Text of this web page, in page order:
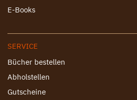
E-Books
SERVICE
Bücher bestellen
Abholstellen
Gutscheine